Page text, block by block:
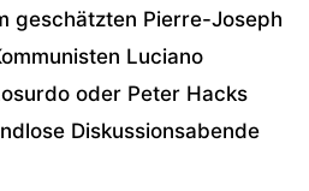
geschätzten Pierre-Joseph
Luciano
oder Peter Hacks
Diskussionsabende